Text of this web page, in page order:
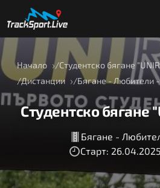
Начало
Студентско бягане
Дистанции
Бягане - Любители
Студентско бягане
Бягане -
Старт: